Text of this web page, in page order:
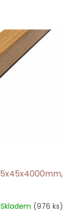
Skladem (976 ks)